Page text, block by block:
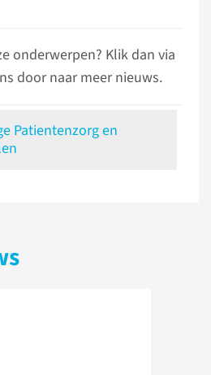
onderwerpen? Klik dan via
door naar meer nieuws.
Patientenzorg en